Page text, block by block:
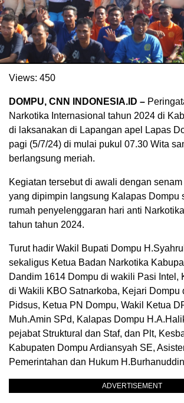
Views: 450
DOMPU, CNN INDONESIA.ID –
Narkotika Internasional tahun 2024 di
di laksanakan di Lapangan apel Lapas
pagi (5/7/24) di mulai pukul 07.30 Wita
berlangsung meriah.
Kegiatan tersebut di awali dengan
yang dipimpin langsung Kalapas Dompu
rumah penyelenggaran hari anti
tahun tahun 2024.
Turut hadir Wakil Bupati Dompu
sekaligus Ketua Badan Narkotika
Dandim 1614 Dompu di wakili Pasi Intel,
di Wakili KBO Satnarkoba, Kejari Dompu
Pidsus, Ketua PN Dompu, Wakil Ketua
Muh.Amin SPd, Kalapas Dompu
pejabat Struktural dan Staf, dan Plt,
Kabupaten Dompu Ardiansyah SE,
Pemerintahan dan Hukum
ADVERTISEMENT
. Ukuran gambar 480px x 600px